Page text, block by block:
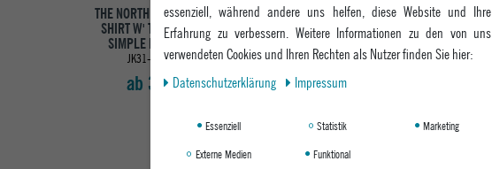
THE NORTH FACE DAMEN T-
SHIRT W' TNF ESSENTIAL
SIMPLE DOME BOXY R
JK31-TNF BLACK
ab 39,95 €
LEVI´S® DAMEN T-SHIRT THE
PERFECT TEE
WHITE
ab 29,95 €
-18%
essenziell, während andere uns helfen, diese Website und Ihre
Erfahrung zu verbessern. Weitere Informationen zu den von uns
verwendeten Cookies und Ihren Rechten als Nutzer finden Sie hier:
Daten­schutz­erklärung
Impressum
Essenziell Statistik
Marketing
Externe Medien
Funktional